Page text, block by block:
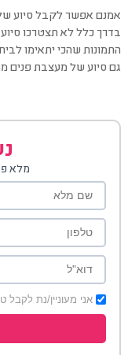
אמנם אפשר לקבל סיוע
בדרך כלל לא תצטרכו
התמונות שהכי יתאימו
גם סיוע של מעצבת פנים
מלא
אני מעוניין/נת לקבל